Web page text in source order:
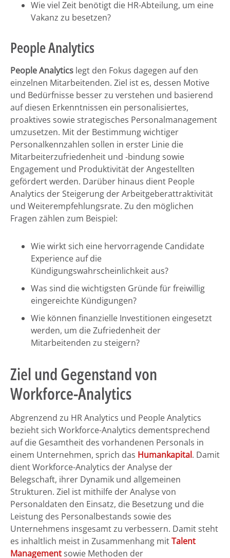
Wie viel Zeit benötigt die HR-Abteilung, um eine
Vakanz zu besetzen?
People Analytics
People Analytics legt den Fokus dagegen auf den
einzelnen Mitarbeitenden. Ziel ist es, dessen Motive
und Bedürfnisse besser zu verstehen und basierend
auf diesen Erkenntnissen ein personalisiertes,
proaktives sowie strategisches Personalmanagement
umzusetzen. Mit der Bestimmung wichtiger
Personalkennzahlen sollen in erster Linie die
Mitarbeiterzufriedenheit und -bindung sowie
Engagement und Produktivität der Angestellten
gefördert werden. Darüber hinaus dient People
Analytics der Steigerung der Arbeitgeberattraktivität
und Weiterempfehlungsrate. Zu den möglichen
Fragen zählen zum Beispiel:
Wie wirkt sich eine hervorragende Candidate
Experience auf die
Kündigungswahrscheinlichkeit aus?
Was sind die wichtigsten Gründe für freiwillig
eingereichte Kündigungen?
Wie können finanzielle Investitionen eingesetzt
werden, um die Zufriedenheit der
Mitarbeitenden zu steigern?
Ziel und Gegenstand von
Workforce-Analytics
Abgrenzend zu HR Analytics und People Analytics
bezieht sich Workforce-Analytics dementsprechend
auf die Gesamtheit des vorhandenen Personals in
einem Unternehmen, sprich das Humankapital. Damit
dient Workforce-Analytics der Analyse der
Belegschaft, ihrer Dynamik und allgemeinen
Strukturen. Ziel ist mithilfe der Analyse von
Personaldaten den Einsatz, die Besetzung und die
Leistung des Personalbestands sowie des
Unternehmens insgesamt zu verbessern. Damit steht
es inhaltlich meist in Zusammenhang mitTalent
Management sowie Methoden der